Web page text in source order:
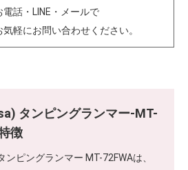
電話・LINE・メールで
気軽にお問い合わせください。
タンピングランマー-MT-
徴
ピングランマー MT-72FWAは、